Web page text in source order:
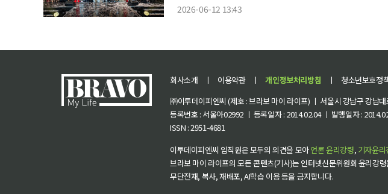
2026-06-12 13:43
회사소개 ㅣ 이용약관 ㅣ 개인정보처리방침 ㅣ 청소년보호정
㈜이투데이피엔씨 (제호 : 브라보 마이 라이프) ㅣ 서울시 강남구 강남
등록번호 : 서울아02992 ㅣ 등록일자 : 2014.02.04 ㅣ 발행일자 :
ISSN : 2951-4681
이투데이피엔씨 임직원은 모두의 의견을 모아언론 윤리강령, 기자윤리
브라보 마이 라이프의 모든 콘텐츠(기사)는 인터넷신문위원회 윤리강
무단전재, 복사, 재배포, AI학습 이용 등을 금지합니다.